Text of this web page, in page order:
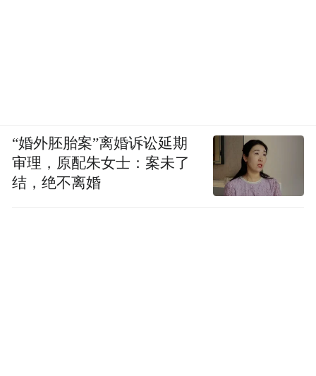
“婚外胚胎案”离婚诉讼延期
审理，原配朱女士：案未了
结，绝不离婚